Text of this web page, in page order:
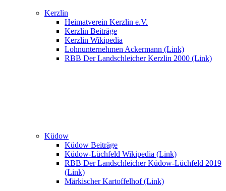
Kerzlin
Heimatverein Kerzlin e.V.
Kerzlin Beiträge
Kerzlin Wikipedia
Lohnunternehmen Ackermann (Link)
RBB Der Landschleicher Kerzlin 2000 (Link)
Küdow
Küdow Beiträge
Küdow-Lüchfeld Wikipedia (Link)
RBB Der Landschleicher Küdow-Lüchfeld 2019
(Link)
Märkischer Kartoffelhof (Link)